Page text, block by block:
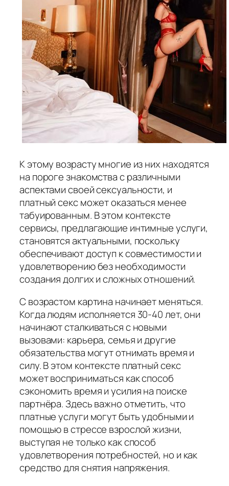
К этому возрасту многие из них находятся
на пороге знакомства с различными
аспектами своей сексуальности, и
платный секс может оказаться менее
табуированным. В этом контексте
сервисы, предлагающие интимные услуги,
становятся актуальными, поскольку
обеспечивают доступ к совместимости и
удовлетворению без необходимости
создания долгих и сложных отношений.
С возрастом картина начинает меняться.
Когда людям исполняется 30-40 лет, они
начинают сталкиваться с новыми
вызовами: карьера, семья и другие
обязательства могут отнимать время и
силу. В этом контексте платный секс
может восприниматься как способ
сэкономить время и усилия на поиске
партнёра. Здесь важно отметить, что
платные услуги могут быть удобными и
помощью в стрессе взрослой жизни,
выступая не только как способ
удовлетворения потребностей, но и как
средство для снятия напряжения.